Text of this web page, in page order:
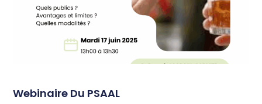
Webinaire Du PSAAL